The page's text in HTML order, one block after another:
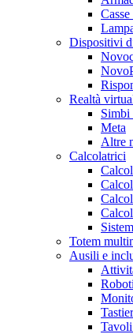
Dispositivi
Realtà
Simbi
Meta
Altre
Calcolatrici
Totem
Ausili e